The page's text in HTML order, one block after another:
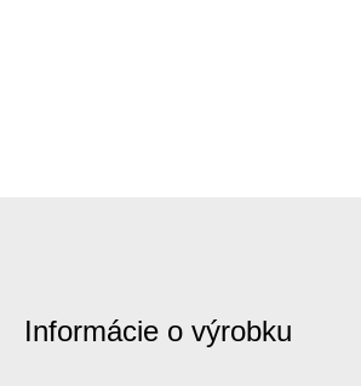
Informácie o výrobku